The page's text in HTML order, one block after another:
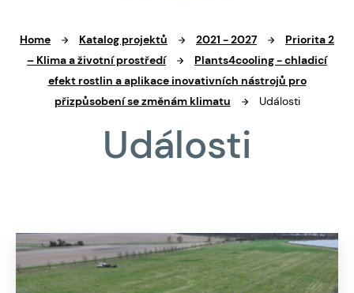
Home Katalog projektů 2021 - 2027
Priorita 2
– Klima a životní prostředí
Plants4cooling - chladicí
efekt rostlin a aplikace inovativních nástrojů pro
přizpůsobení se změnám klimatu
Události
Události